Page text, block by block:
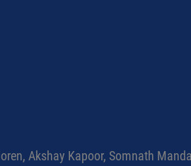
Akshay Kapoor, Somnath